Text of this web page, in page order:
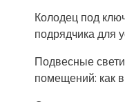
Колодец под
подрядчика для
Подвесные
помещений: как